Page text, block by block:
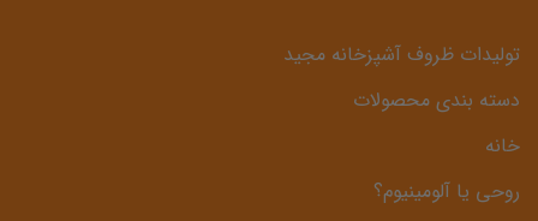
تولیدات ظروف آشپزخانه مجید
دسته بندی محصولات
خانه
روحی یا آلومینیوم؟